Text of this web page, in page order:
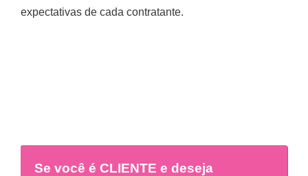
expectativas de cada contratante.
Se você é CLIENTE e deseja